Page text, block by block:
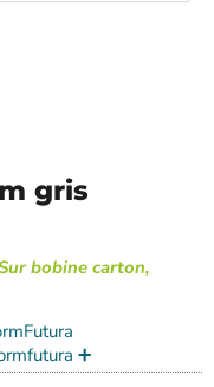
gris
bobine carton,
➕